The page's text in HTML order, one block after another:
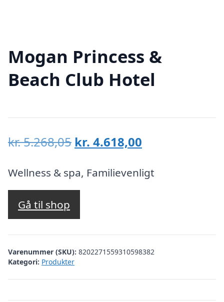
Mogan Princess &
Beach Club Hotel
kr.5.268,05 Den
pris
var:
kr. 4.618,00
pris
Wellness & spa, Familievenligt
Gå til shop
Varenummer (SKU): 8202271559310598382
Kategori: Produkter